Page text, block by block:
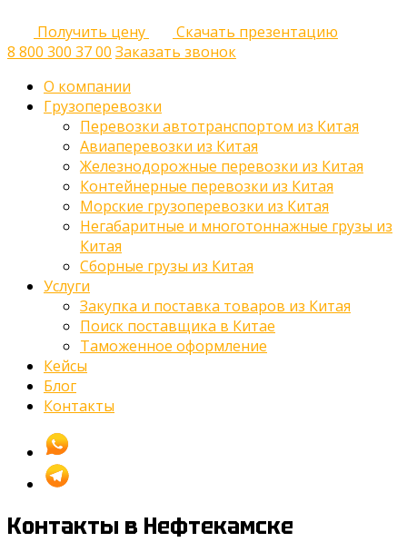
Получить цену
Скачать презентацию
8 800 300 37 00 Заказать звонок
О компании
Грузоперевозки
Перевозки автотранспортом из Китая
Авиаперевозки из Китая
Железнодорожные перевозки из Китая
Контейнерные перевозки из Китая
Морские грузоперевозки из Китая
Негабаритные и многотоннажные грузы из
Китая
Сборные грузы из Китая
Услуги
Закупка и поставка товаров из Китая
Поиск поставщика в Китае
Таможенное оформление
Кейсы
Блог
Контакты
Контакты в Нефтекамске